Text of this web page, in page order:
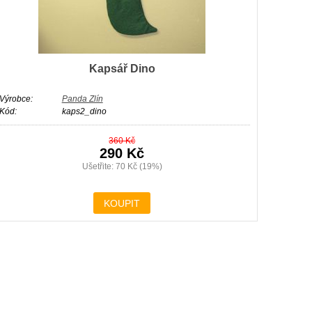
Kapsář Dino
Panda Zlín
kaps2_dino
360 Kč
290 Kč
Ušetřite: 70 Kč (19%)
KOUPIT